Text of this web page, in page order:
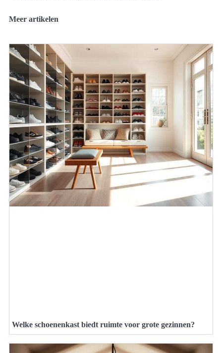
Meer artikelen
Welke schoenenkast biedt ruimte voor grote gezinnen?